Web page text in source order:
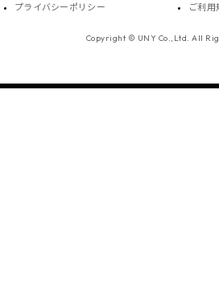
プライバシーポリシー ご利用
Copyright © UNY Co.,Ltd. All